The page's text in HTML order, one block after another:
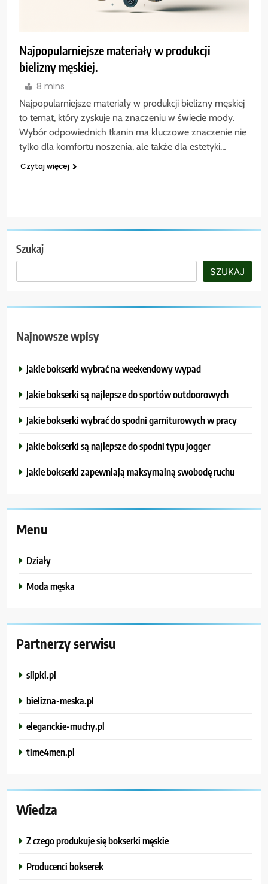
Najpopularniejsze materiały w produkcji
bielizny męskiej.
8 mins
Najpopularniejsze materiały w produkcji bielizny męskiej
to temat, który zyskuje na znaczeniu w świecie mody.
Wybór odpowiednich tkanin ma kluczowe znaczenie nie
tylko dla komfortu noszenia, ale także dla estetyki…
Czytaj więcej
Szukaj
SZUKAJ
Najnowsze wpisy
Jakie bokserki wybrać na weekendowy wypad
Jakie bokserki są najlepsze do sportów outdoorowych
Jakie bokserki wybrać do spodni garniturowych w pracy
Jakie bokserki są najlepsze do spodni typu jogger
Jakie bokserki zapewniają maksymalną swobodę ruchu
Menu
Działy
Moda męska
Partnerzy serwisu
slipki.pl
bielizna-meska.pl
eleganckie-muchy.pl
time4men.pl
Wiedza
Z czego produkuje się bokserki męskie
Producenci bokserek